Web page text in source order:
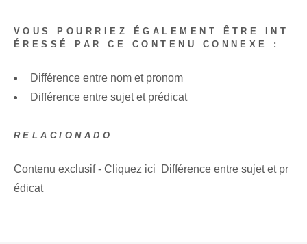
VOUS POURRIEZ ÉGALEMENT ÊTRE INT
ÉRESSÉ PAR CE CONTENU CONNEXE :
Différence entre nom et pronom
Différence entre sujet et prédicat
RELACIONADO
Contenu exclusif - Cliquez ici Différence entre sujet et pr
édicat